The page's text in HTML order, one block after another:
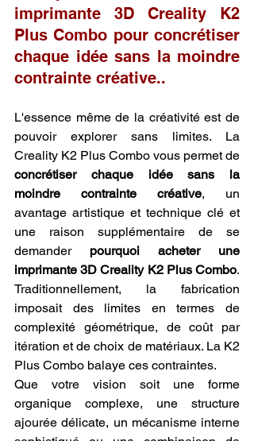
imprimante 3D Creality K2
Plus Combo pour concrétiser
chaque idée sans la moindre
contrainte créative..
L'essence même de la créativité est de
pouvoir explorer sans limites. La
concrétiser chaque idée sans la
moindre contrainte créative, un
avantage artistique et technique clé et
une raison supplémentaire de se
demander pourquoi acheter une
imprimante 3D Creality K2 Plus Combo.
Traditionnellement, la fabrication
imposait des limites en termes de
complexité géométrique, de coût par
itération et de choix de matériaux. La K2
Plus Combo balaye ces contraintes.
Que votre vision soit une forme
organique complexe, une structure
ajourée délicate, un mécanisme interne